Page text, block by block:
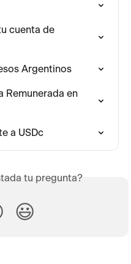
cuenta de
Argentinos
Remunerada en
a USDc
tu pregunta?
😃